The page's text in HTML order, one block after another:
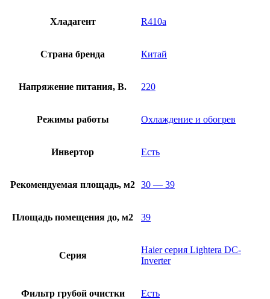
Хладагент R410a
Страна бренда Китай
Напряжение питания, В. 220
Режимы работы Охлаждение и обогрев
Инвертор Есть
Рекомендуемая площадь, м2 30 — 39
Площадь помещения до, м2 39
Серия
Haier серия Lightera DC-
Inverter
Фильтр грубой очистки Есть